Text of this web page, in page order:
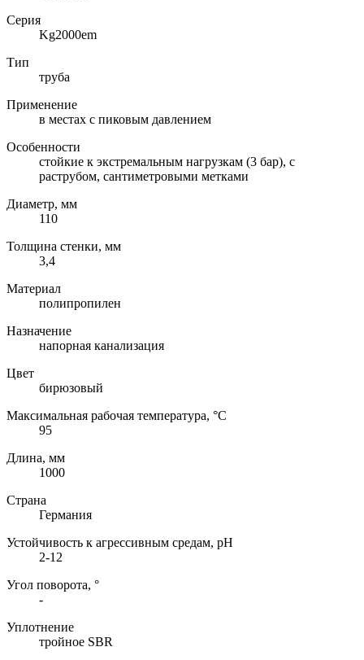
Серия
Kg2000em
Тип
труба
Применение
в местах с пиковым давлением
Особенности
стойкие к экстремальным нагрузкам (3 бар), с
раструбом, сантиметровыми метками
Диаметр, мм
110
Толщина стенки, мм
3,4
Материал
полипропилен
Назначение
напорная канализация
Цвет
бирюзовый
Максимальная рабочая температура, °C
95
Длина, мм
1000
Страна
Германия
Устойчивость к агрессивным средам, pH
2-12
Угол поворота, °
-
Уплотнение
тройное SBR